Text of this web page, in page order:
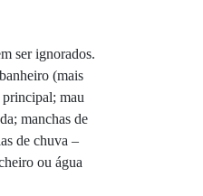
ser ignorados.
(mais
principal; mau
manchas de
de chuva –
ou água